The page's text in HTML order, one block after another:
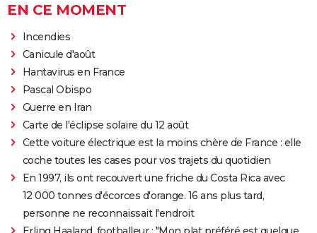
EN CE MOMENT
Incendies
Canicule d'août
Hantavirus en France
Pascal Obispo
Guerre en Iran
Carte de l'éclipse solaire du 12 août
Cette voiture électrique est la moins chère de France : elle
coche toutes les cases pour vos trajets du quotidien
En 1997, ils ont recouvert une friche du Costa Rica avec
12 000 tonnes d'écorces d'orange. 16 ans plus tard,
personne ne reconnaissait l'endroit